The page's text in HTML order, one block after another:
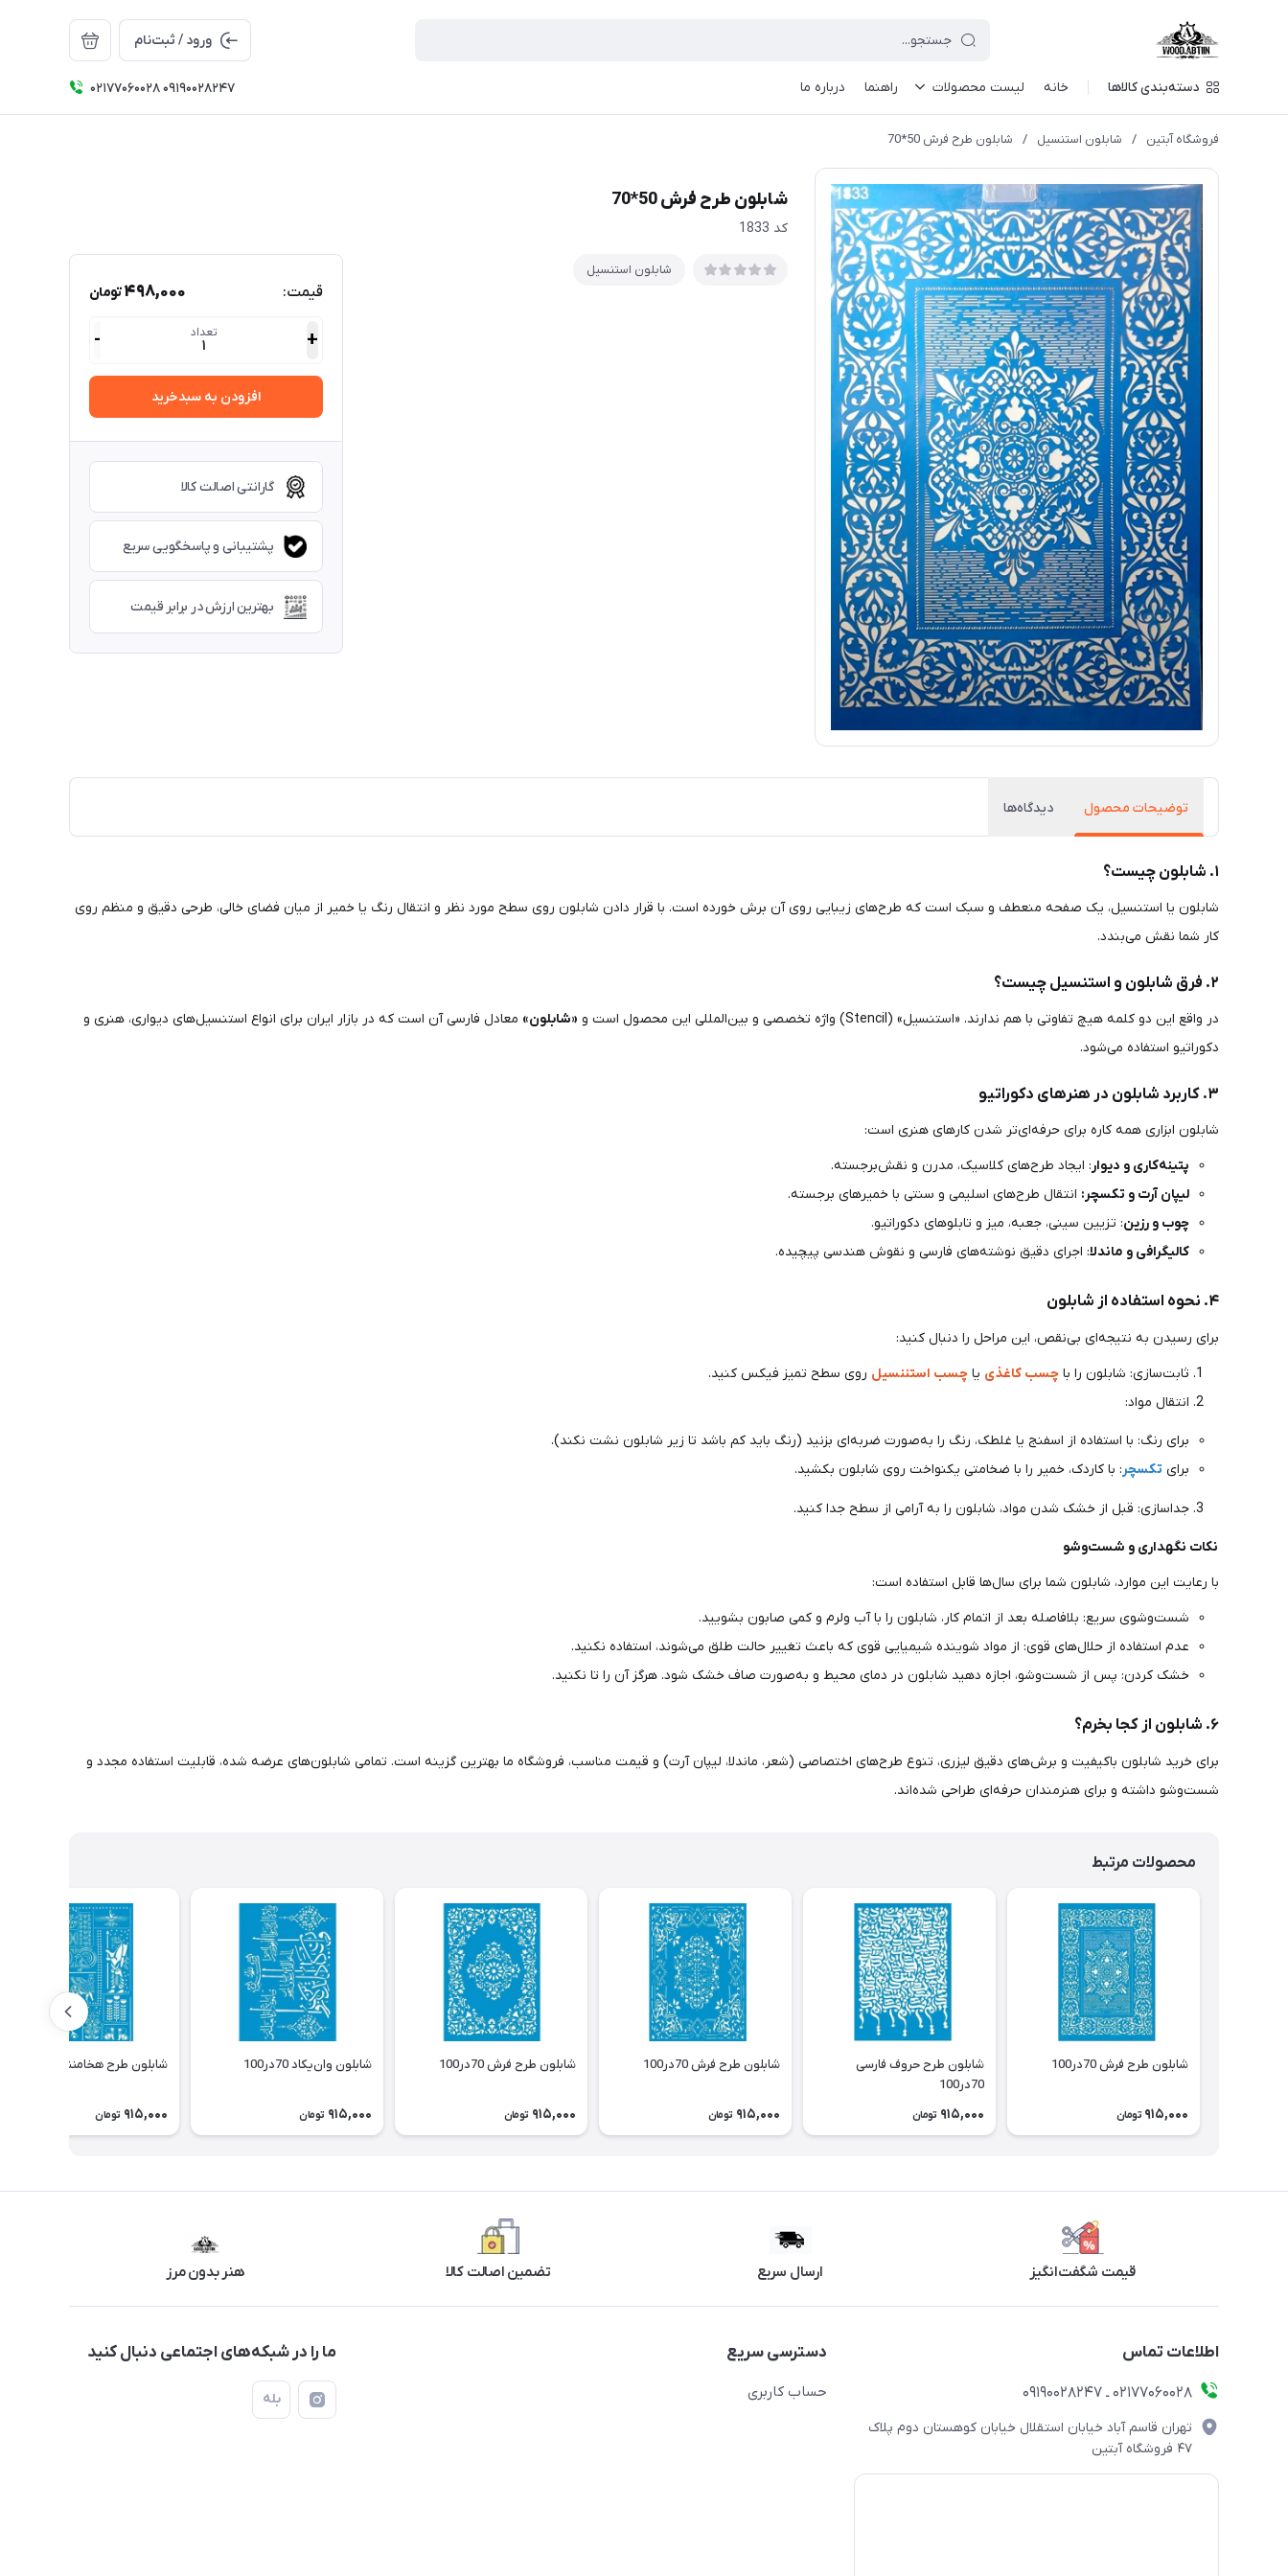
ورود / ثبت‌نام
دسته‌بندی کالاها خانه لیست محصولات راهنما درباره ما ۰۲۱۷۷۰۶۰۰۲۸ ۰۹۱۹۰۰۲۸۲۴۷
فروشگاه آبتین / شابلون استنسیل / شابلون طرح فرش 50*70
شابلون طرح فرش 50*70
كد 1833
شابلون استنسیل
قیمت: 498,000تومان
+ تعداد
1
-
افزودن به سبدخرید
گارانتی اصالت کالا
پشتیبانی و پاسخگویی سریع
بهترین ارزش در برابر قیمت
توضیحات محصول دیدگاه‌ها
۱. شابلون چیست؟
شابلون یا استنسیل، یک صفحه منعطف و سبک است که طرح‌های زیبایی روی آن برش خورده است. با قرار دادن شابلون روی سطح مورد نظر و انتقال رنگ یا خمیر از میان فضای خالی، طرحی دقیق و منظم روی
کار شما نقش می‌بندد.
۲. فرق شابلون و استنسیل چیست؟
در واقع این دو کلمه هیچ تفاوتی با هم ندارند. «استنسیل» (Stencil) واژه تخصصی و بین‌المللی این محصول است و «شابلون» معادل فارسی آن است که در بازار ایران برای انواع استنسیل‌های دیواری، هنری و
دکوراتیو استفاده می‌شود.
۳. کاربرد شابلون در هنرهای دکوراتیو
شابلون ابزاری همه کاره برای حرفه‌ای‌تر شدن کارهای هنری است:
پتینه‌کاری و دیوار: ایجاد طرح‌های کلاسیک، مدرن و نقش‌برجسته.
لیپان آرت و تکسچر: انتقال طرح‌های اسلیمی و سنتی با خمیرهای برجسته.
چوب و رزین: تزیین سینی، جعبه، میز و تابلوهای دکوراتیو.
کالیگرافی و ماندلا: اجرای دقیق نوشته‌های فارسی و نقوش هندسی پیچیده.
۴. نحوه استفاده از شابلون
برای رسیدن به نتیجه‌ای بی‌نقص، این مراحل را دنبال کنید:
ثابت‌سازی: شابلون را با چسب کاغذی یا چسب استننسیل روی سطح تمیز فیکس کنید.
انتقال مواد:
برای رنگ: با استفاده از اسفنج یا غلطک، رنگ را به‌صورت ضربه‌ای بزنید (رنگ باید کم باشد تا زیر شابلون نشت نکند).
برای تکسچر: با کاردک، خمیر را با ضخامتی یکنواخت روی شابلون بکشید.
جداسازی: قبل از خشک شدن مواد، شابلون را به آرامی از سطح جدا کنید.
نکات نگهداری و شست‌وشو
با رعایت این موارد، شابلون شما برای سال‌ها قابل استفاده است:
شست‌وشوی سریع: بلافاصله بعد از اتمام کار، شابلون را با آب ولرم و کمی صابون بشویید.
عدم استفاده از حلال‌های قوی: از مواد شوینده شیمیایی قوی که باعث تغییر حالت طلق می‌شوند، استفاده نکنید.
خشک کردن: پس از شست‌وشو، اجازه دهید شابلون در دمای محیط و به‌صورت صاف خشک شود. هرگز آن را تا نکنید.
۶. شابلون از کجا بخرم؟
برای خرید شابلون باکیفیت و برش‌های دقیق لیزری، تنوع طرح‌های اختصاصی (شعر، ماندلا، لیپان آرت) و قیمت مناسب، فروشگاه ما بهترین گزینه است. تمامی شابلون‌های عرضه شده، قابلیت استفاده مجدد و
شست‌وشو داشته و برای هنرمندان حرفه‌ای طراحی شده‌اند.
محصولات مرتبط
شابلون طرح فرش 70در100
915,000 تومان
شابلون طرح حروف فارسی
70در100
915,000 تومان
شابلون طرح فرش 70در100
915,000 تومان
شابلون طرح فرش 70در100
915,000 تومان
شابلون وان‌یکاد 70در100
915,000 تومان
شابلون طرح هخامنشی 70در100
915,000 تومان
قیمت شگفت‌انگیز ارسال سریع تضمین اصالت کالا هنر بدون مرز
اطلاعات تماس
۰۲۱۷۷۰۶۰۰۲۸ ـ ۰۹۱۹۰۰۲۸۲۴۷
تهران قاسم آباد خیابان استقلال خیابان کوهستان دوم پلاک
۴۷ فروشگاه آبتین
دسترسی سریع
حساب کاربری
ما را در شبکه‌های اجتماعی دنبال کنید
بله